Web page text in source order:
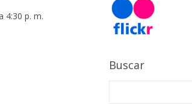
4:30 p. m.
Buscar